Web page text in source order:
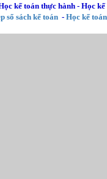
kế toán thực hành - Học kế
sổ sách kế toán - Học kế toán